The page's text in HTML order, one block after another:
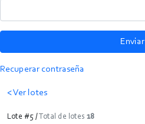
Enviar
Recuperar contraseña
< Ver lotes
Lote #5 /Total de lotes 18